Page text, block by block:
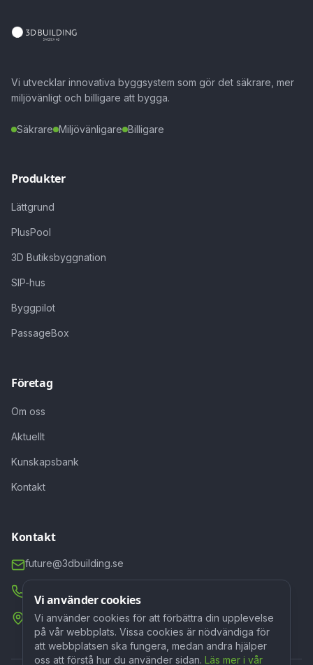
Vi utvecklar innovativa byggsystem som gör det säkrare, mer
miljövänligt och billigare att bygga.
Säkrare Miljövänligare Billigare
Produkter
Lättgrund
PlusPool
3D Butiksbyggnation
SIP-hus
Byggpilot
PassageBox
Företag
Om oss
Aktuellt
Kunskapsbank
Kontakt
Kontakt
future@3dbuilding.se
Lindbladsvägen 3B, 447 37 Vårgårda
Vi använder cookies
Vi använder cookies för att förbättra din upplevelse
på vår webbplats. Vissa cookies är nödvändiga för
att webbplatsen ska fungera, medan andra hjälper
oss att förstå hur du använder sidan. Läs mer i vår